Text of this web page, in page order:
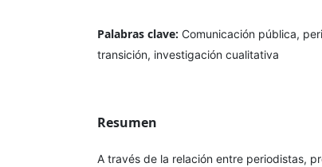
Palabras clave: Comunicación pública,
transición, investigación cualitativa
Resumen
A través de la relación entre periodistas,